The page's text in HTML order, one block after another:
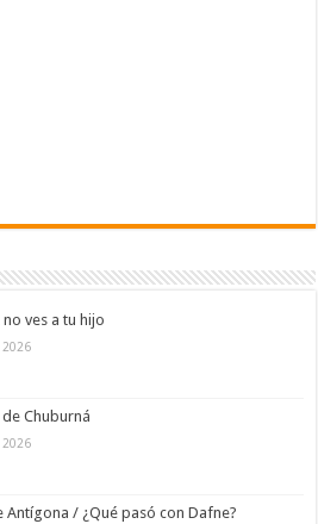
ves a tu hijo
de Chuburná
Antígona / ¿Qué pasó con Dafne?